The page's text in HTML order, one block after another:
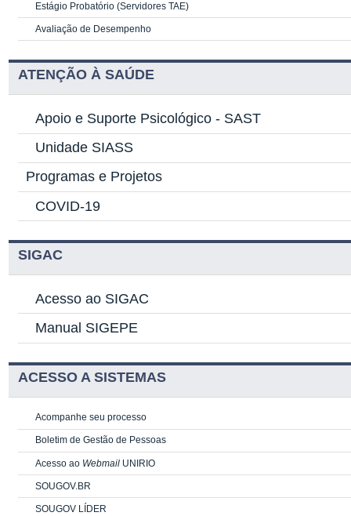
Estágio Probatório (Servidores TAE)
Avaliação de Desempenho
ATENÇÃO À SAÚDE
Apoio e Suporte Psicológico - SAST
Unidade SIASS
Programas e Projetos
COVID-19
SIGAC
Acesso ao SIGAC
Manual SIGEPE
ACESSO A SISTEMAS
Acompanhe seu processo
Boletim de Gestão de Pessoas
Acesso ao Webmail UNIRIO
SOUGOV.BR
SOUGOV LÍDER